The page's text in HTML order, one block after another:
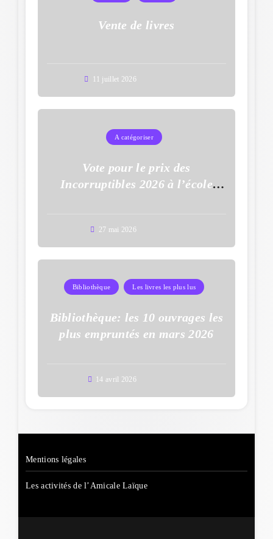
Vente de livres
11 juillet 2026
A catégoriser
Vote pour le prix des
Incorruptibles 2026 à l’école
27 mai 2026
Bibliothèque Les livres les plus lus
Bibliothèque: les 10 ouvrages les
plus empruntés en mars 2026
14 avril 2026
Mentions légales
Les activités de l’Amicale Laïque